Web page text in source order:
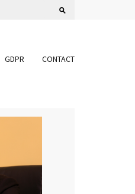
GDPR CONTACT